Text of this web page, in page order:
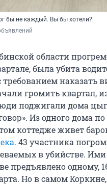
бы не каждый. Вы бы хотели?
области
была убита
наказать
громить квартал,
поджигали дома
Из одного дома
коттедже живет
. 43 участника
в убийстве.
предъявлено одному,
Но в самом